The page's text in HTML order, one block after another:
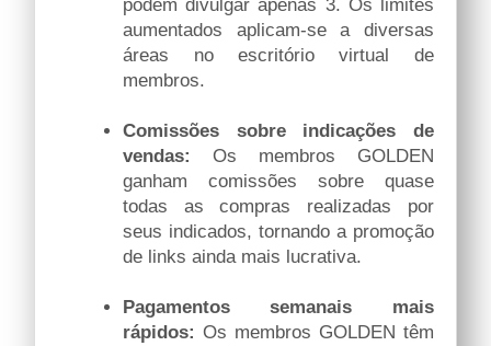
podem divulgar apenas 3. Os limites
aumentados aplicam-se a diversas
áreas no escritório virtual de
membros.
Comissões sobre indicações de
vendas:
Os membros GOLDEN
ganham comissões sobre quase
todas as compras realizadas por
seus indicados, tornando a promoção
de links ainda mais lucrativa.
Pagamentos semanais mais
rápidos: Os membros GOLDEN têm